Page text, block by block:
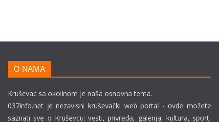
O NAMA
Kruševac sa okolinom je naša osnovna tema.
037info.net je nezavisni kruševački web portal - ovde možete
saznati sve o Kruševcu: vesti, privreda, galerija, kultura, sport,